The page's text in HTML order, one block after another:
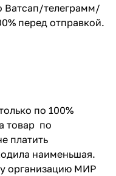
Ватсап/телеграмм/
перед отправкой.
по 100%
товар по
платить
наименьшая.
организацию МИР